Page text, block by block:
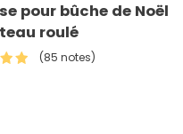
pour bûche de Noël
roulé
(85 notes)